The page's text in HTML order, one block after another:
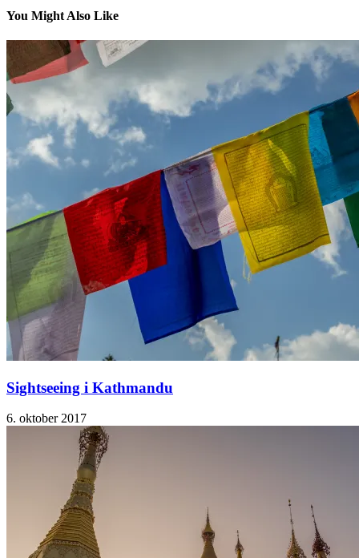
You Might Also Like
Sightseeing i Kathmandu
6. oktober 2017